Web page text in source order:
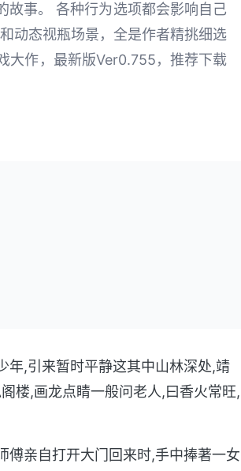
故事。 各种行为选项都会影响自己
动态视瓶场景，全是作者精挑细选
大作，最新版Ver0.755，推荐下载
年,引来暂时平静这其中山林深处,靖
楼,画龙点睛一般问老人,曰香火常旺,
傅亲自打开大门回来时,手中捧著一女